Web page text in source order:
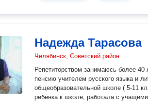
Надежда Тарасова
Челябинск, Советский район
Репетиторством занимаюсь более
пенсию учителем русского языка и
общеобразовательной школе ( 5-11 классы) .
ребёнка к школе, работала с